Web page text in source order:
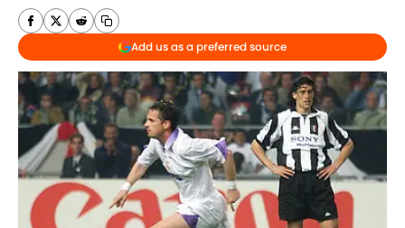
Add us as a preferred source